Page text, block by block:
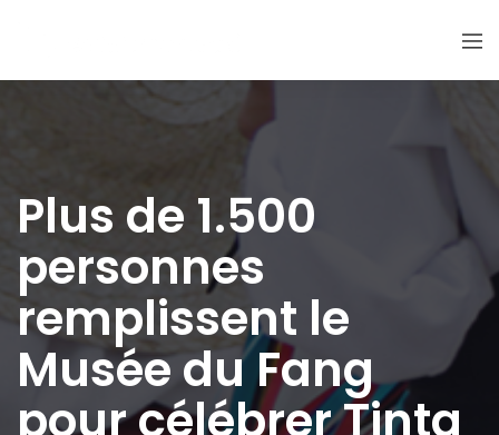
Plus de 1.500
personnes
remplissent le
Musée du Fang
pour célébrer Tinta